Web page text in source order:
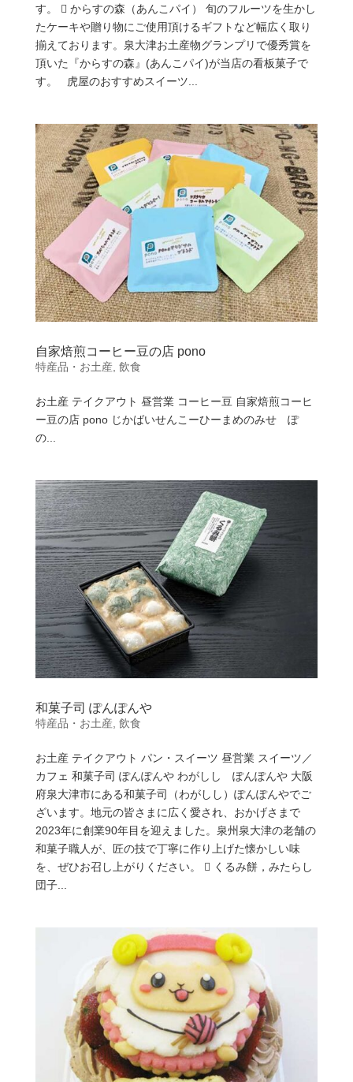
す。  からすの森（あんこパイ） 旬のフルーツを生かし
たケーキや贈り物にご使用頂けるギフトなど幅広く取り
揃えております。泉大津お土産物グランプリで優秀賞を
頂いた『からすの森』(あんこパイ)が当店の看板菓子で
す。 虎屋のおすすめスイーツ...
自家焙煎コーヒー豆の店 pono
特産品・お土産, 飲食
お土産 テイクアウト 昼営業 コーヒー豆 自家焙煎コーヒ
ー豆の店 pono じかばいせんこーひーまめのみせ ぽ
の...
和菓子司 ぽんぽんや
特産品・お土産, 飲食
お土産 テイクアウト パン・スイーツ 昼営業 スイーツ／
カフェ 和菓子司 ぽんぽんや わがしし ぽんぽんや 大阪
府泉大津市にある和菓子司（わがしし）ぽんぽんやでご
ざいます。地元の皆さまに広く愛され、おかげさまで
2023年に創業90年目を迎えました。泉州泉大津の老舗の
和菓子職人が、匠の技で丁寧に作り上げた懐かしい味
を、ぜひお召し上がりください。  くるみ餅，みたらし
団子...